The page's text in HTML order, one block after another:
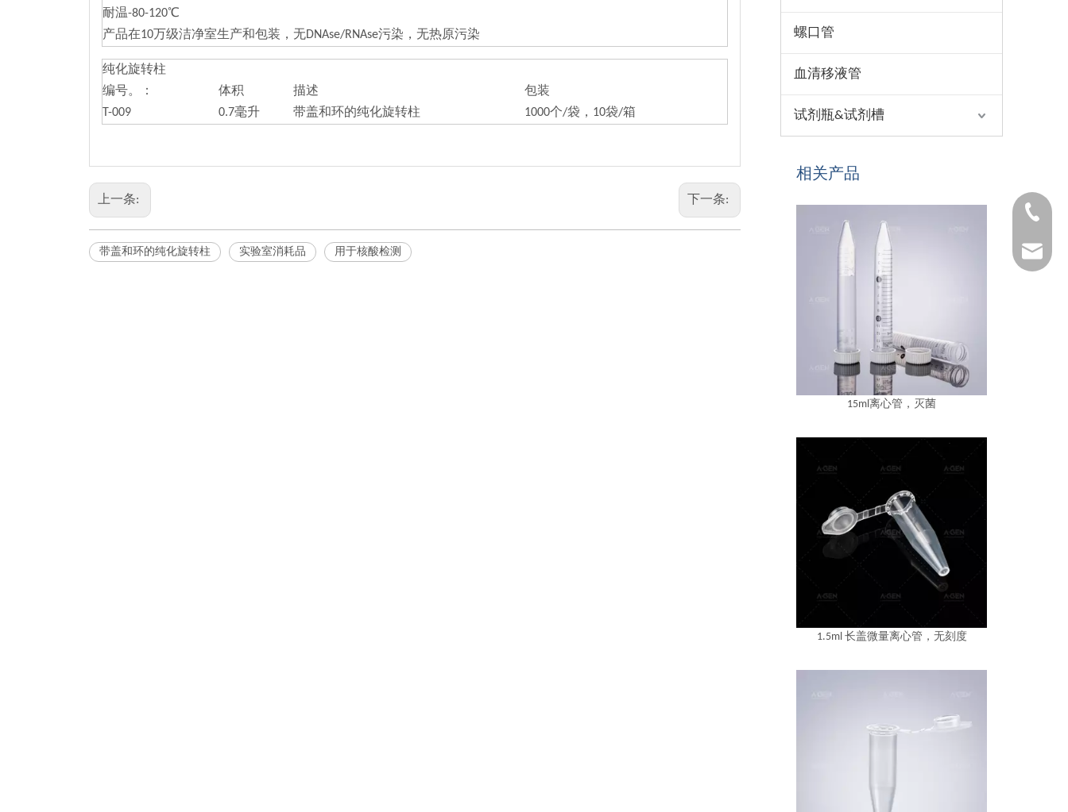
耐温-80-120℃
产品在10万级洁净室生产和包装，无DNAse/RNAse污染，无热原污染
纯化旋转柱
编号。：
体积 描述
包装
T-009
0.7毫升 带盖和环的纯化旋转柱 1000个/袋，10袋/箱
上一条: 下一条:
带盖和环的纯化旋转柱 实验室消耗品 用于核酸检测
螺口管
血清移液管
试剂瓶&试剂槽
相关产品
15ml离心管，灭菌
1.5ml 长盖微量离心管，无刻度